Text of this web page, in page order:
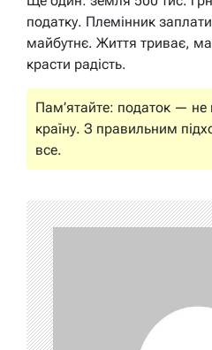
податку. Племінник
майбутнє. Життя триває,
красти радість.
Пам’ятайте: податок — не
країну. З правильним
все.